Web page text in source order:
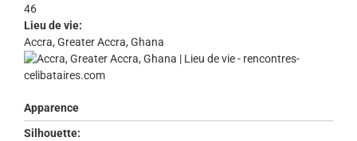
46
Lieu de vie:
Accra, Greater Accra, Ghana
Apparence
Silhouette: